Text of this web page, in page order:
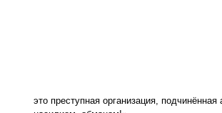
это преступная организация,